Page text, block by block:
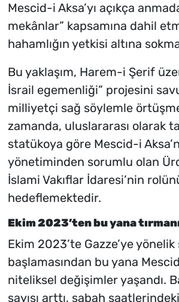
Mescid-i Aksa’yı açıkça
mekânlar” kapsamına dahil
hahamlığın yetkisi altına
Bu yaklaşım, Harem-i Şerif
İsrail egemenliği” projesini
milliyetçi sağ söylemle
zamanda, uluslararası olarak
statükoya göre Mescid-i
yönetiminden sorumlu olan
İslami Vakıflar İdaresi’nin
hedeflemektedir.
Ekim 2023’ten bu yana
Ekim 2023’te Gazze’ye yönelik
başlamasından bu yana
niteliksel değişimler yaşandı.
sayısı arttı, sabah